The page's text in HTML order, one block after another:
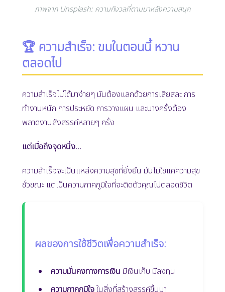
ภาพจาก Unsplash: ความกังวลที่ตามมาหลังความสนุก
🏆 ความสำเร็จ: ขมในตอนนี้ หวาน
ตลอดไป
ความสำเร็จไม่ได้มาง่ายๆ มันต้องแลกด้วยการเสียสละ การ
ทำงานหนัก การประหยัด การวางแผน และบางครั้งต้อง
พลาดงานสังสรรค์หลายๆ ครั้ง
แต่เมื่อถึงจุดหนึ่ง…
ความสำเร็จจะเป็นแหล่งความสุขที่ยั่งยืน มันไม่ใช่แค่ความสุข
ชั่วขณะ แต่เป็นความภาคภูมิใจที่จะติดตัวคุณไปตลอดชีวิต
ผลของการใช้ชีวิตเพื่อความสำเร็จ:
ความมั่นคงทางการเงิน มีเงินเก็บ มีลงทุน
ความภาคภูมิใจในสิ่งที่สร้างสรรค์ขึ้นมา